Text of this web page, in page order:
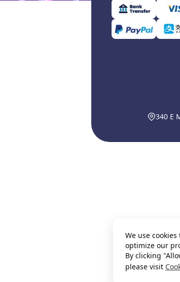
340 E
We use
optimize our
By clicking
please visit